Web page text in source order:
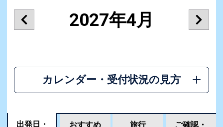
2027年4月
カレンダー・受付状況の見方
出発日・
おすすめ
旅行
ご確認・